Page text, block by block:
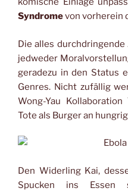
Syndromevon vorherein
Die alles
jedweder
geradezu in den Status
Genres. Nicht zufällig
Wong-Yau
Tote als Burger an
Den Widerling Kai,
Spucken ins Essen